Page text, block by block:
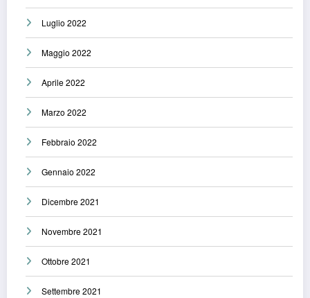
Luglio 2022
Maggio 2022
Aprile 2022
Marzo 2022
Febbraio 2022
Gennaio 2022
Dicembre 2021
Novembre 2021
Ottobre 2021
Settembre 2021